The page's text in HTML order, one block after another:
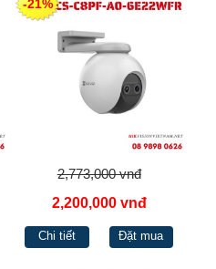
MÀU BAN ĐÊM
-21%
2,773,000 vnđ
2,200,000 vnđ
Chi tiết Đặt mua